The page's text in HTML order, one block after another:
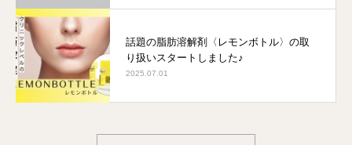
話題の脂肪溶解剤〈レモンボトル〉の取
り扱いスタートしました♪
2025.07.01